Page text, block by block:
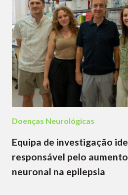
Doenças Neurológicas
Equipa de investigação
responsável pelo
neuronal na epilepsia